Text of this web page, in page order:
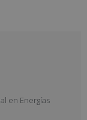
en Energías